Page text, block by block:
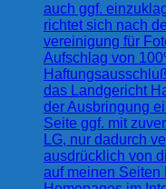
auch ggf.
richtet sich nach
vereinigung für
Aufschlag von
das Landgericht
der Ausbringung
Seite ggf. mit
LG, nur dadurch
ausdrücklich von
auf meinen Seiten